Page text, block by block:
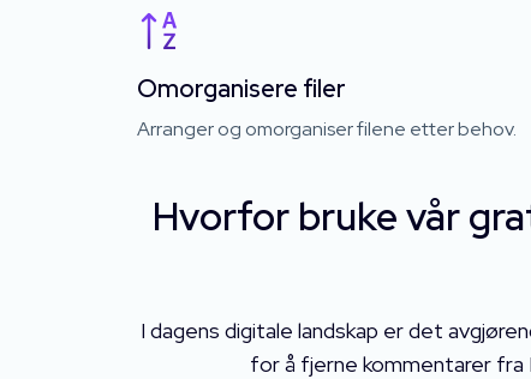
Omorganisere filer
Arranger og omorganiser filene etter behov.
Hvorfor bruke vår
I dagens digitale landskap er det
for å fjerne kommentarer fra